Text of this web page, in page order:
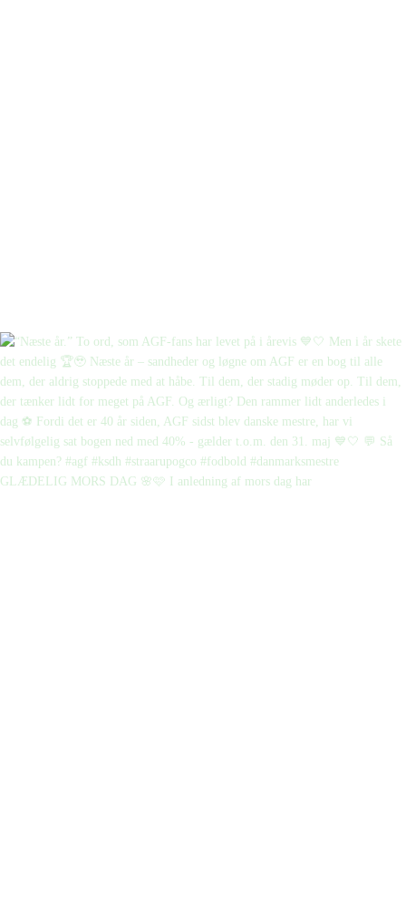
GLÆDELIG MORS DAG 🌸🩷 I anledning af mors dag har